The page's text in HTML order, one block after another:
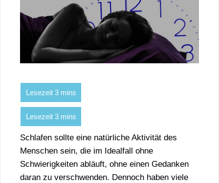
Schlafen sollte eine natürliche Aktivität des
Menschen sein, die im Idealfall ohne
Schwierigkeiten abläuft, ohne einen Gedanken
daran zu verschwenden. Dennoch haben viele